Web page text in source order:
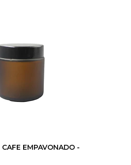
EMPAVONADO -